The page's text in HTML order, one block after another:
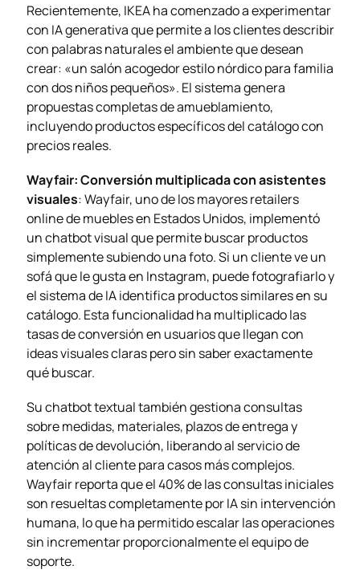
Recientemente, IKEA ha comenzado a experimentar
con IA generativa que permite a los clientes describir
con palabras naturales el ambiente que desean
crear: «un salón acogedor estilo nórdico para familia
con dos niños pequeños». El sistema genera
propuestas completas de amueblamiento,
incluyendo productos específicos del catálogo con
precios reales.
Wayfair: Conversión multiplicada con asistentes
visuales: Wayfair, uno de los mayores retailers
online de muebles en Estados Unidos, implementó
un chatbot visual que permite buscar productos
simplemente subiendo una foto. Si un cliente ve un
sofá que le gusta en Instagram, puede fotografiarlo y
el sistema de IA identifica productos similares en su
catálogo. Esta funcionalidad ha multiplicado las
tasas de conversión en usuarios que llegan con
ideas visuales claras pero sin saber exactamente
qué buscar.
Su chatbot textual también gestiona consultas
sobre medidas, materiales, plazos de entrega y
políticas de devolución, liberando al servicio de
atención al cliente para casos más complejos.
Wayfair reporta que el 40% de las consultas iniciales
son resueltas completamente por IA sin intervención
humana, lo que ha permitido escalar las operaciones
sin incrementar proporcionalmente el equipo de
soporte.